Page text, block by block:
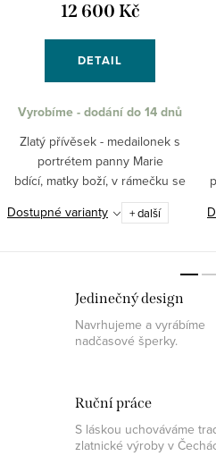
12 600 Kč
DETAIL
Vyrobíme - dodání do 14 dnů
Zlatý přívěsek - medailonek s
portrétem panny Marie
bdící, matky boží, v rámečku se
zaoblenými stranami.
Dostupné varianty + další
Jedinečný design
Navrhujeme a vyrábíme
nadčasové šperky.
Ruční práce
S láskou uchováváme
zlatnické výroby v